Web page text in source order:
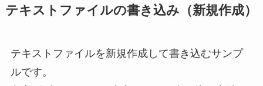
テキストファイルの書き込み（新規作成）
テキストファイルを新規作成して書き込むサンプ
ルです。